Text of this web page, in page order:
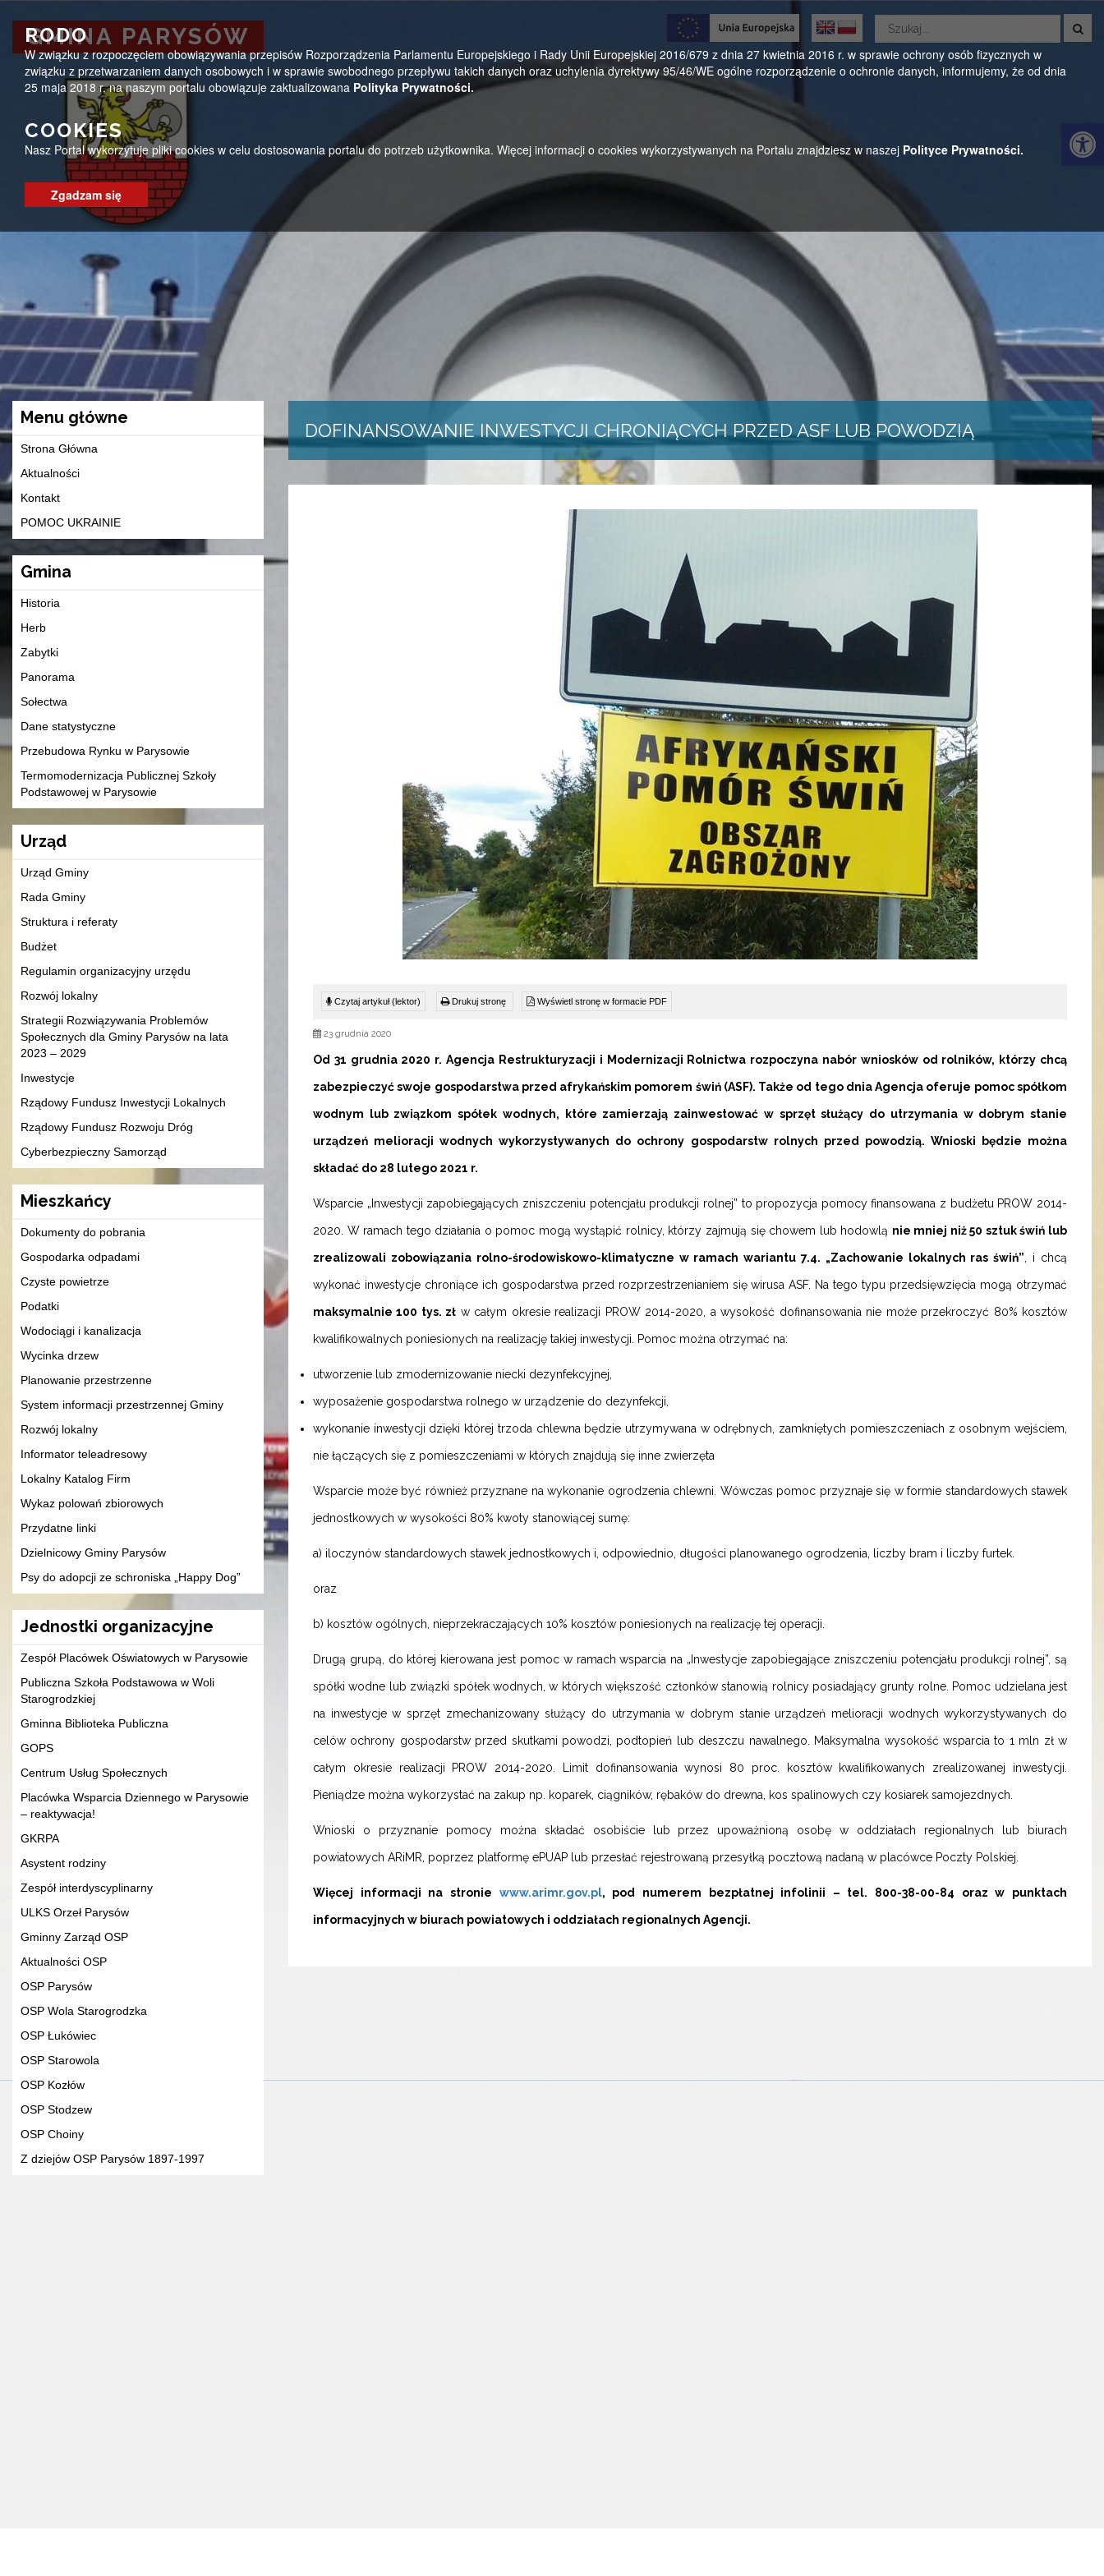
RODO
W związku z rozpoczęciem obowiązywania przepisów Rozporządzenia Parlamentu Europejskiego i Rady Unii Europejskiej 2016/679 z dnia 27 kwietnia 2016 r. w sprawie ochrony osób fizycznych w
związku z przetwarzaniem danych osobowych i w sprawie swobodnego przepływu takich danych oraz uchylenia dyrektywy 95/46/WE ogólne rozporządzenie o ochronie danych, informujemy, że od dnia
25 maja 2018 r. na naszym portalu obowiązuje zaktualizowana Polityka Prywatności.
COOKIES
Nasz Portal wykorzytuje pliki cookies w celu dostosowania portalu do potrzeb użytkownika. Więcej informacji o cookies wykorzystywanych na Portalu znajdziesz w naszej Polityce Prywatności.
Zgadzam się
GMINA PARYSÓW
Oficjalny serwis Gminy Parysów
ul. Kościuszki 28, 08-441 Parysów, mazowieckie
GMINA PARYSÓW
Wyszukaj
serwisie
Menu główne
Strona Główna
Aktualności
Kontakt
POMOC UKRAINIE
Gmina
Historia
Herb
Zabytki
Panorama
Sołectwa
Dane statystyczne
Przebudowa Rynku w Parysowie
Termomodernizacja Publicznej Szkoły
Podstawowej w Parysowie
Urząd
Urząd Gminy
Rada Gminy
Struktura i referaty
Budżet
Regulamin organizacyjny urzędu
Rozwój lokalny
Strategii Rozwiązywania Problemów
Społecznych dla Gminy Parysów na lata
2023 – 2029
Inwestycje
Rządowy Fundusz Inwestycji Lokalnych
Rządowy Fundusz Rozwoju Dróg
Cyberbezpieczny Samorząd
Mieszkańcy
Dokumenty do pobrania
Gospodarka odpadami
Czyste powietrze
Podatki
Wodociągi i kanalizacja
Wycinka drzew
Planowanie przestrzenne
System informacji przestrzennej Gminy
Rozwój lokalny
Informator teleadresowy
Lokalny Katalog Firm
Wykaz polowań zbiorowych
Przydatne linki
Dzielnicowy Gminy Parysów
Psy do adopcji ze schroniska „Happy Dog”
Jednostki organizacyjne
Zespół Placówek Oświatowych w Parysowie
Publiczna Szkoła Podstawowa w Woli
Starogrodzkiej
Gminna Biblioteka Publiczna
GOPS
Centrum Usług Społecznych
Placówka Wsparcia Dziennego w Parysowie
– reaktywacja!
GKRPA
Asystent rodziny
Zespół interdyscyplinarny
ULKS Orzeł Parysów
Gminny Zarząd OSP
Aktualności OSP
OSP Parysów
OSP Wola Starogrodzka
OSP Łukówiec
OSP Starowola
OSP Kozłów
OSP Stodzew
OSP Choiny
Z dziejów OSP Parysów 1897-1997
DOFINANSOWANIE INWESTYCJI CHRONIĄCYCH PRZED ASF LUB POWODZIĄ
Czytaj artykuł (lektor) Drukuj stronę Wyświetl stronę w formacie PDF
23 grudnia 2020
Od 31 grudnia 2020 r.Agencja Restrukturyzacji i Modernizacji Rolnictwa rozpoczyna nabór wniosków od rolników, którzy chcą
zabezpieczyć swoje gospodarstwa przed afrykańskim pomorem świń (ASF). Także od tego dnia Agencja oferuje pomoc spółkom
wodnym lub związkom spółek wodnych, które zamierzają zainwestować w sprzęt służący do utrzymania w dobrym stanie
urządzeń melioracji wodnych wykorzystywanych do ochrony gospodarstw rolnych przed powodzią. Wnioski będzie można
składać do 28 lutego 2021 r.
Wsparcie „Inwestycji zapobiegających zniszczeniu potencjału produkcji rolnej” to propozycja pomocy finansowana z budżetu PROW 2014-
2020. W ramach tego działania o pomoc mogą wystąpić rolnicy, którzy zajmują się chowem lub hodowlą nie mniej niż 50 sztuk świń lub
zrealizowali zobowiązania rolno-środowiskowo-klimatyczne w ramach wariantu 7.4. „Zachowanie lokalnych ras świń”, i chcą
wykonać inwestycje chroniące ich gospodarstwa przed rozprzestrzenianiem się wirusa ASF. Na tego typu przedsięwzięcia mogą otrzymać
maksymalnie 100 tys. zł w całym okresie realizacji PROW 2014-2020, a wysokość dofinansowania nie może przekroczyć 80% kosztów
kwalifikowalnych poniesionych na realizację takiej inwestycji. Pomoc można otrzymać na:
utworzenie lub zmodernizowanie niecki dezynfekcyjnej,
wyposażenie gospodarstwa rolnego w urządzenie do dezynfekcji,
wykonanie inwestycji dzięki której trzoda chlewna będzie utrzymywana w odrębnych, zamkniętych pomieszczeniach z osobnym wejściem,
nie łączących się z pomieszczeniami w których znajdują się inne zwierzęta
Wsparcie może być również przyznane na wykonanie ogrodzenia chlewni. Wówczas pomoc przyznaje się w formie standardowych stawek
jednostkowych w wysokości 80% kwoty stanowiącej sumę:
a) iloczynów standardowych stawek jednostkowych i, odpowiednio, długości planowanego ogrodzenia, liczby bram i liczby furtek.
oraz
b) kosztów ogólnych, nieprzekraczających 10% kosztów poniesionych na realizację tej operacji.
Drugą grupą, do której kierowana jest pomoc w ramach wsparcia na „Inwestycje zapobiegające zniszczeniu potencjału produkcji rolnej”, są
spółki wodne lub związki spółek wodnych, w których większość członków stanowią rolnicy posiadający grunty rolne. Pomoc udzielana jest
na inwestycje w sprzęt zmechanizowany służący do utrzymania w dobrym stanie urządzeń melioracji wodnych wykorzystywanych do
celów ochrony gospodarstw przed skutkami powodzi, podtopień lub deszczu nawalnego. Maksymalna wysokość wsparcia to 1 mln zł w
całym okresie realizacji PROW 2014-2020. Limit dofinansowania wynosi 80 proc. kosztów kwalifikowanych zrealizowanej inwestycji.
Pieniądze można wykorzystać na zakup np. koparek, ciągników, rębaków do drewna, kos spalinowych czy kosiarek samojezdnych.
Wnioski o przyznanie pomocy można składać osobiście lub przez upoważnioną osobę w oddziałach regionalnych lub biurach
powiatowych ARiMR, poprzez platformę ePUAP lub przesłać rejestrowaną przesyłką pocztową nadaną w placówce Poczty Polskiej.
Więcej informacji na stronie www.arimr.gov.pl, pod numerem bezpłatnej infolinii – tel. 800-38-00-84 oraz w punktach
informacyjnych w biurach powiatowych i oddziałach regionalnych Agencji.